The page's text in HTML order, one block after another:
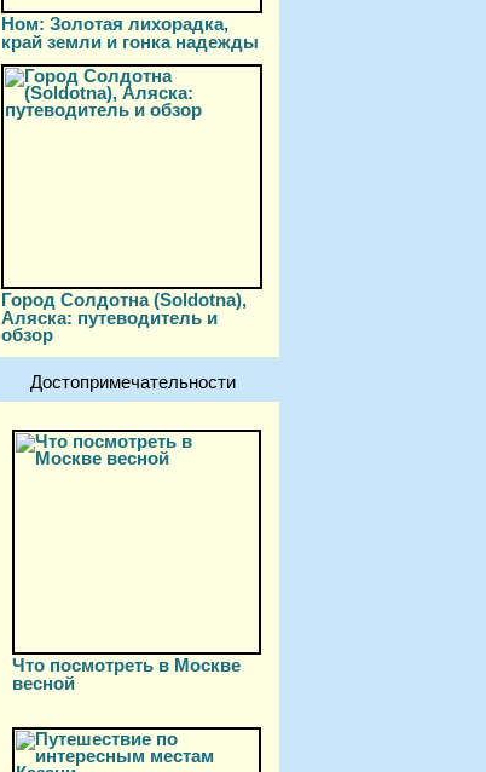
Ном: Золотая лихорадка,
край земли и гонка надежды
Город Солдотна (Soldotna),
Аляска: путеводитель и
обзор
Достопримечательности
Что посмотреть в Москве
весной